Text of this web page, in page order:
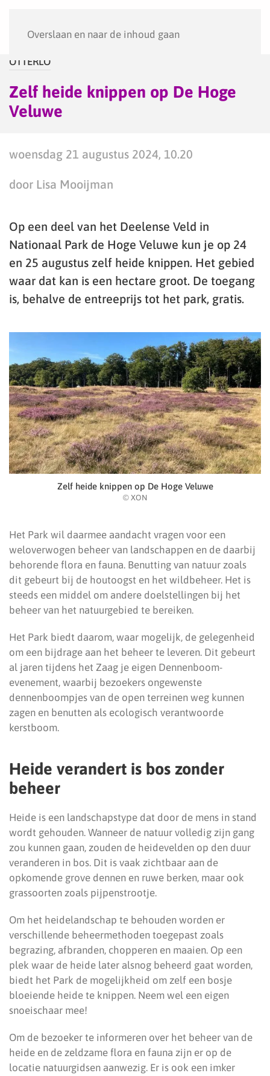
Overslaan en naar de inhoud gaan
OTTERLO
Zelf heide knippen op De Hoge
Veluwe
woensdag 21 augustus 2024, 10.20
door Lisa Mooijman
Op een deel van het Deelense Veld in
Nationaal Park de Hoge Veluwe kun je op 24
en 25 augustus zelf heide knippen. Het gebied
waar dat kan is een hectare groot. De toegang
is, behalve de entreeprijs tot het park, gratis.
Zelf heide knippen op De Hoge Veluwe
© XON
Het Park wil daarmee aandacht vragen voor een
weloverwogen beheer van landschappen en de daarbij
behorende flora en fauna. Benutting van natuur zoals
dit gebeurt bij de houtoogst en het wildbeheer. Het is
steeds een middel om andere doelstellingen bij het
beheer van het natuurgebied te bereiken.
Het Park biedt daarom, waar mogelijk, de gelegenheid
om een bijdrage aan het beheer te leveren. Dit gebeurt
al jaren tijdens het Zaag je eigen Dennenboom-
evenement, waarbij bezoekers ongewenste
dennenboompjes van de open terreinen weg kunnen
zagen en benutten als ecologisch verantwoorde
kerstboom.
Heide verandert is bos zonder
beheer
Heide is een landschapstype dat door de mens in stand
wordt gehouden. Wanneer de natuur volledig zijn gang
zou kunnen gaan, zouden de heidevelden op den duur
veranderen in bos. Dit is vaak zichtbaar aan de
opkomende grove dennen en ruwe berken, maar ook
grassoorten zoals pijpenstrootje.
Om het heidelandschap te behouden worden er
verschillende beheermethoden toegepast zoals
begrazing, afbranden, chopperen en maaien. Op een
plek waar de heide later alsnog beheerd gaat worden,
biedt het Park de mogelijkheid om zelf een bosje
bloeiende heide te knippen. Neem wel een eigen
snoeischaar mee!
Om de bezoeker te informeren over het beheer van de
heide en de zeldzame flora en fauna zijn er op de
locatie natuurgidsen aanwezig. Er is ook een imker